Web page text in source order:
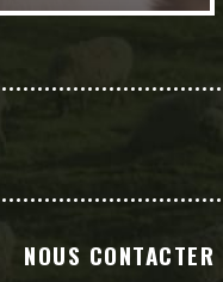
NOUS CONTACTER